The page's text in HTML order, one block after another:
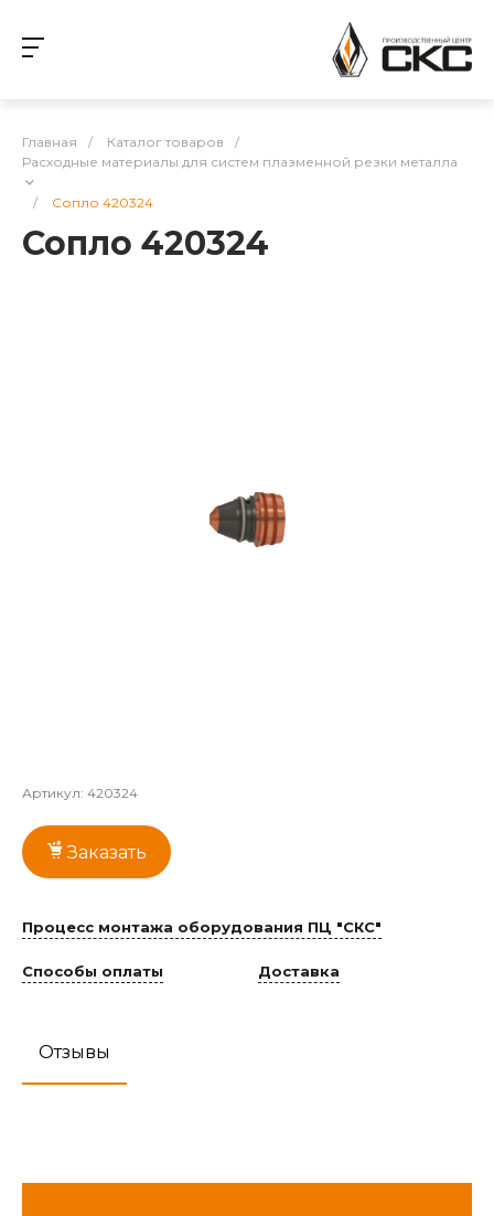
Главная / Каталог товаров
/
Расходные материалы для систем плазменной резки металла
/ Сопло 420324
Сопло 420324
Артикул: 420324
Заказать
Процесс монтажа оборудования ПЦ "СКС"
Способы оплаты Доставка
Отзывы